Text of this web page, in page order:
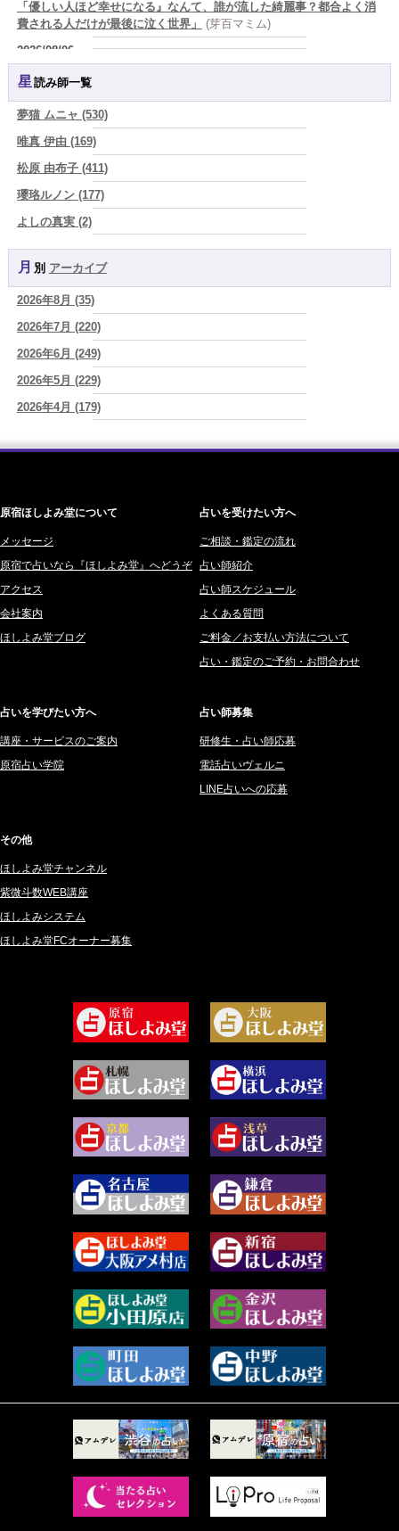
「優しい人ほど幸せになる』なんて、誰が流した綺麗事？都合よく消
費される人だけが最後に泣く世界」
(芽百マミム)
2026/08/06
好きだけでは続かない。それでも離れられない人を愛と呼ぶほど、人
は自分を壊していく
2026/08/06
2026年8月6日 壬子 真冬の海のように、自分の道を切り拓く日
り)
2026/08/05
占いが教えてくれたのは、答えじゃなくて勇気だったお話
「言うことを聞かない子」に、どう伝える？｜紫微斗数でわかる子ど
もの特性 (美月マーシャ)
2026/08/05
紫微斗数で親子問題の原因がわかり腑におちた【育児の悩み】
Luru)
2026/08/05
YouTube恋愛3択リーディング動画ばかりみてしまう時は
才能ではなくて習慣～毎日の言葉・毎日の選択が人生をつくる～
星読み師一覧
夢猫 ムニャ (530)
唯真 伊由 (169)
松原 由布子 (411)
瓔珞ルノン (177)
よしの真実 (2)
YOSHIKI (58)
よみ (39)
一之森 陽柑 (26)
椰奈空 (64)
ワカリミ (1)
神楽峰ヴィスカ (10)
赤羽うさぎ (341)
橘メルロ (7)
鈴喜みわこ (8)
鯖ノ実 ソニン (19)
愛音ソナタ (16)
紫村 明世 (34)
サーペント (92)
さてら (94)
桜望巴千 (270)
綺咲みゆき (22)
比呂 酒井 (59)
ロザリン (157)
坂宮 鈴果 (82)
尾羽奈美海 (95)
藻那ムール (2)
白丸モカ (180)
水浅葱 旬時 (150)
阿佐霧 峰麿 (37)
源 彩乃 (65)
美月マーシャ (211)
芽百マミム (737)
真巳華 - Mamika - (267)
プラタ 真寿 (163)
紅月Luru (3)
ルーカス伽豆海 (1111)
木杉泉風 (116)
桐野有民 (31)
月別 アーカイブ
2026年8月 (35)
2026年7月 (220)
2026年6月 (249)
2026年5月 (229)
2026年4月 (179)
2025年12月 (201)
2025年11月 (252)
2025年10月 (242)
2025年9月 (196)
2025年8月 (182)
2024年12月 (57)
2024年11月 (38)
2024年10月 (36)
2024年9月 (39)
2024年8月 (45)
2024年5月 (92)
2024年3月 (49)
2024年2月 (40)
2024年1月 (63)
2023年12月 (86)
2023年11月 (67)
2023年10月 (36)
2023年9月 (37)
2023年8月 (46)
2023年7月 (59)
2023年6月 (73)
2023年5月 (67)
2023年4月 (73)
2023年2月 (99)
2022年12月 (72)
2022年11月 (72)
原宿ほしよみ堂について
メッセージ
原宿で占いなら『ほしよみ堂』へどうぞ
アクセス
会社案内
ほしよみ堂ブログ
占いを受けたい方へ
ご相談・鑑定の流れ
占い師紹介
占い師スケジュール
よくある質問
ご料金／お支払い方法について
占い・鑑定のご予約・お問合わせ
占いを学びたい方へ
講座・サービスのご案内
原宿占い学院
占い師募集
研修生・占い師応募
電話占いヴェルニ
LINE占いへの応募
その他
ほしよみ堂チャンネル
紫微斗数WEB講座
ほしよみシステム
ほしよみ堂FCオーナー募集